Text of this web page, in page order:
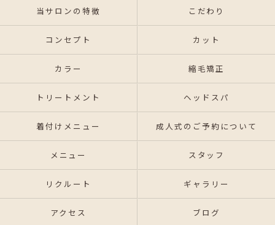
当サロンの特徴 こだわり
コンセプト カット
カラー 縮毛矯正
トリートメント ヘッドスパ
着付けメニュー 成人式のご予約について
メニュー スタッフ
リクルート ギャラリー
アクセス ブログ